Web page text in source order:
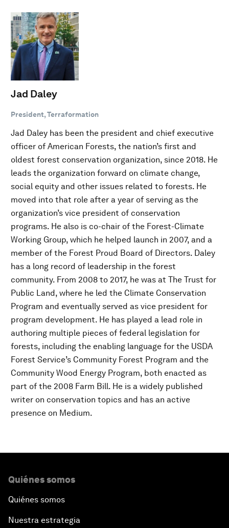
Jad Daley
President, Terraformation
Jad Daley has been the president and chief executive
officer of American Forests, the nation’s first and
oldest forest conservation organization, since 2018. He
leads the organization forward on climate change,
social equity and other issues related to forests. He
moved into that role after a year of serving as the
organization’s vice president of conservation
programs. He also is co-chair of the Forest-Climate
Working Group, which he helped launch in 2007, and a
member of the Forest Proud Board of Directors. Daley
has a long record of leadership in the forest
community. From 2008 to 2017, he was at The Trust for
Public Land, where he led the Climate Conservation
Program and eventually served as vice president for
program development. He has played a lead role in
authoring multiple pieces of federal legislation for
forests, including the enabling language for the USDA
Forest Service’s Community Forest Program and the
Community Wood Energy Program, both enacted as
part of the 2008 Farm Bill. He is a widely published
writer on conservation topics and has an active
presence on Medium.
Quiénes somos
Quiénes somos
Nuestra estrategia